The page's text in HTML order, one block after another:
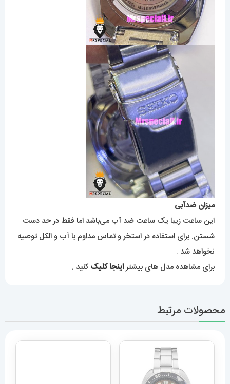
میزان ضدآبی
این ساعت زیبا یک ساعت ضد آب می‌باشد اما فقط در حد دست
شستن. برای استفاده در استخر و تماس مداوم با آب و الکل توصیه
نخواهد شد .
برای مشاهده مدل های بیشتراینجا کلیککنید .
محصولات مرتبط